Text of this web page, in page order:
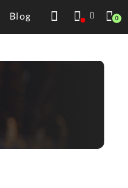
Blog 0